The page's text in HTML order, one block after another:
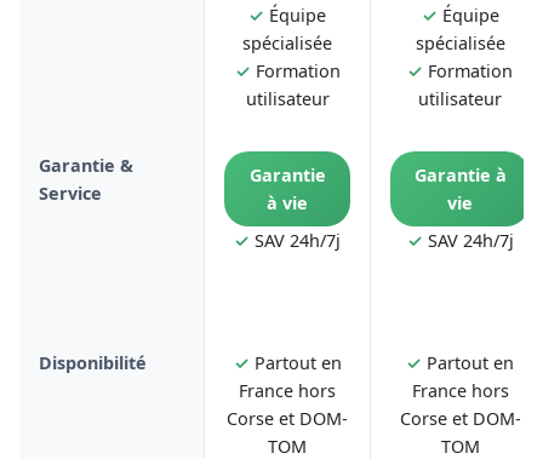
✓ Équipe
spécialisée
✓ Formation
utilisateur
✓ Équipe
spécialisée
✓ Formation
utilisateur
Garantie &
Service
Garantie
à vie
✓ SAV 24h/7j
Garantie à
vie
✓ SAV 24h/7j
Disponibilité ✓ Partout en
France hors
Corse et DOM-
TOM
✓ Partout en
France hors
Corse et DOM-
TOM